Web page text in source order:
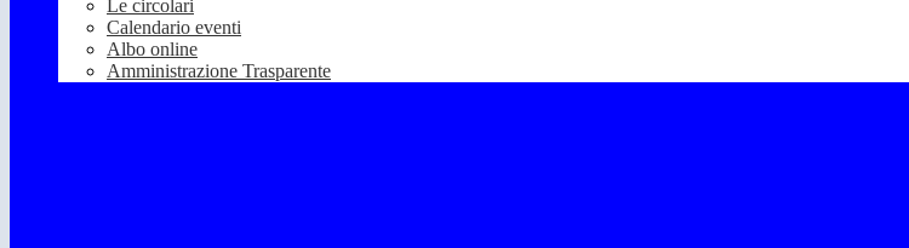
Le circolari
Calendario eventi
Albo online
Amministrazione Trasparente